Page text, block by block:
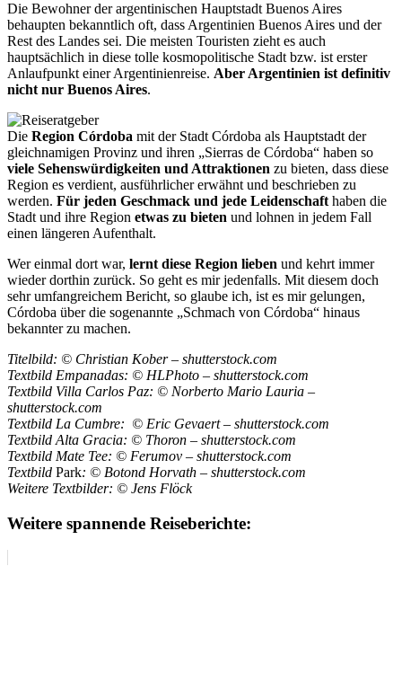
Die Bewohner der argentinischen Hauptstadt Buenos Aires
behaupten bekanntlich oft, dass Argentinien Buenos Aires und der
Rest des Landes sei. Die meisten Touristen zieht es auch
hauptsächlich in diese tolle kosmopolitische Stadt bzw. ist erster
Anlaufpunkt ei­ner Argentinienreise. Aber Argentinien ist definitiv
nicht nur Buenos Aires.
Die Region Cór­doba mit der Stadt Córdoba als Hauptstadt der
gleichnamigen Provinz und ihren „Sierras de Córdoba“ haben so
viele Sehenswürdigkeiten und Attraktionen zu bieten, dass diese
Region es verdient, ausführlicher erwähnt und beschrieben zu
werden. Für jeden Ge­schmack und jede Leidenschaft haben die
Stadt und ihre Region etwas zu bieten und loh­nen in jedem Fall
einen längeren Aufenthalt.
Wer einmal dort war, lernt diese Region lie­ben und kehrt immer
wieder dorthin zurück. So geht es mir jedenfalls. Mit diesem doch
sehr umfangreichem Bericht, so glaube ich, ist es mir gelungen,
Córdoba über die soge­nannte „Schmach von Córdoba“ hinaus
bekannter zu machen.
Titelbild: © Christian Kober – shutterstock.com
Textbild Empanadas: © HLPhoto – shutterstock.com
Textbild Villa Carlos Paz: © Norberto Mario Lauria –
shutterstock.com
Textbild La Cumbre: © Eric Gevaert – shutterstock.com
Textbild Alta Gracia: © Thoron – shutterstock.com
Textbild Mate Tee: © Ferumov – shutterstock.com
Textbild Park: © Botond Horvath – shutterstock.com
Weitere Textbilder: © Jens Flöck
Weitere spannende Reiseberichte: